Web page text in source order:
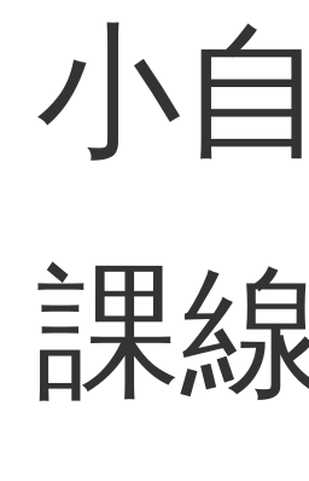
小
課